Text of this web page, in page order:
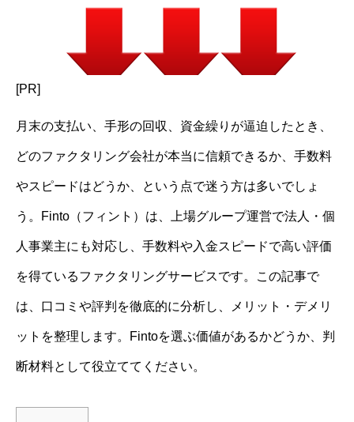
[PR]
月末の支払い、手形の回収、資金繰りが逼迫したとき、
どのファクタリング会社が本当に信頼できるか、手数料
やスピードはどうか、という点で迷う方は多いでしょ
う。Finto（フィント）は、上場グループ運営で法人・個
人事業主にも対応し、手数料や入金スピードで高い評価
を得ているファクタリングサービスです。この記事で
は、口コミや評判を徹底的に分析し、メリット・デメリ
ットを整理します。Fintoを選ぶ価値があるかどうか、判
断材料として役立ててください。